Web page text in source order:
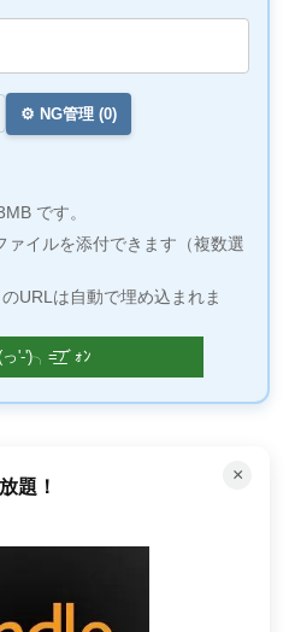
⚙️ NG管理 (0)
です。
イルを添付できます（複数選
URLは自動で埋め込まれま
×
題！